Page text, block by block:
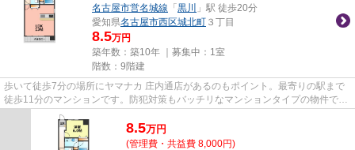
名古屋市営名城線 「 黒川
」駅 徒歩20分
愛知県名古屋市西区城北町 ３丁目
8.5万円
築年数：築10年 ｜募集中： 1室
階数：9階建
歩いて徒歩7分の場所にヤマナカ 庄内通店があるのもポイント。最寄りの駅まで
徒歩11分のマンションです。防犯対策もバッチリなマンションタイプの物件で
す。共用部にはエレベータ・敷...
8.5万円
(管理費・共益費 8,000円)